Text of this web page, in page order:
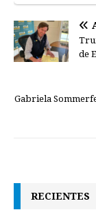
de
Gabriela
RECIENTES